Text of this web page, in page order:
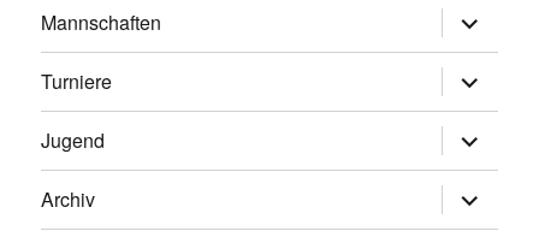
Mannschaften
anzeigen
Turniere
anzeigen
Jugend
anzeigen
Archiv
anzeigen